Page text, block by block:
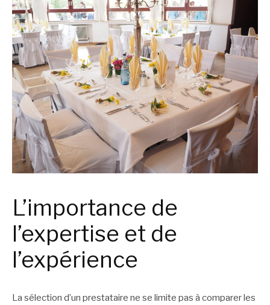
L’importance de
l’expertise et de
l’expérience
La sélection d’un prestataire ne se limite pas à comparer les